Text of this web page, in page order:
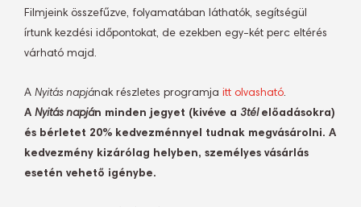
Filmjeink összefűzve, folyamatában láthatók, segítségül
írtunk kezdési időpontokat, de ezekben egy-két perc eltérés
várható majd.
A Nyitás napjának részletes programja itt olvasható.
A Nyitás napján minden jegyet (kivéve a 3tél előadásokra)
és bérletet 20% kedvezménnyel tudnak megvásárolni. A
kedvezmény kizárólag helyben, személyes vásárlás
esetén vehető igénybe.